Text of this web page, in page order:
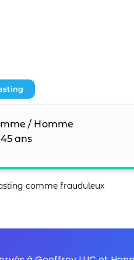
/ Homme
ans
comme frauduleux